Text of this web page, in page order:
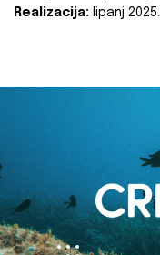
Realizacija: lipanj 2025.